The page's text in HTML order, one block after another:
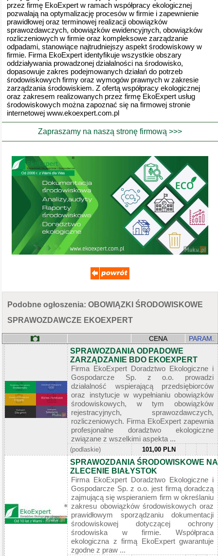
przez firmę EkoExpert w ramach współpracy ekologicznej
pozwalają na optymalizację procesów w firmie i zapewnienie
prawidłowej oraz terminowej realizacji obowiązków
sprawozdawczych, obowiązków ewidencyjnych, obowiązków
rozliczeniowych w firmie oraz kompleksowe zarządzanie
odpadami, stanowiące najtrudniejszy aspekt środowiskowy w
firmie. Firma EkoExpert identyfikuje wszystkie obszary
oddziaływania prowadzonej działalności na środowisko,
dopasowuje zakres podejmowanych działań do potrzeb
środowiskowych firmy oraz wymogów prawnych w zakresie
zarządzania środowiskiem. Z ofertą współpracy ekologicznej
oraz zakresem realizowanych przez firmę EkoExpert usług
środowiskowych można zapoznać się na firmowej stronie
internetowej www.ekoexpert.com.pl
Zapraszamy na naszą stronę firmową >>>
Podobne ogłoszenia: OBOWIĄZKI ŚRODOWISKOWE
SPRAWOZDAWCZE EKOEXPERT
CENA PARAM.
SPRAWOZDANIA ODPADOWE
ZARZĄDZANIE BDO EKOEXPERT
Firma EkoExpert Doradztwo Ekologiczne i
Gospodarcze Sp. z o.o. prowadzi
działalność wspierającą przedsiębiorców
oraz instytucje w wypełnianiu obowiązków
środowiskowych, w tym obowiązków
rejestracyjnych, sprawozdawczych,
rozliczeniowych. Firma EkoExpert zapewnia
profesjonalne doradztwo ekologiczne
związane z wszelkimi aspekta ...
(podlaskie) 101,00 PLN
SPRAWOZDANIA ŚRODOWISKOWE NA
ZLECENIE BIAŁYSTOK
Firma EkoExpert Doradztwo Ekologiczne i
Gospodarcze Sp. z o.o. jest firmą doradczą
zajmującą się wspieraniem firm w określaniu
zakresu obowiązków środowiskowych oraz
prawidłowym sporządzaniu dokumentacji
środowiskowej dotyczącej ochrony
środowiska w firmie. Współpraca
ekologiczna z firmą EkoExpert gwarantuje
zgodne z praw ...